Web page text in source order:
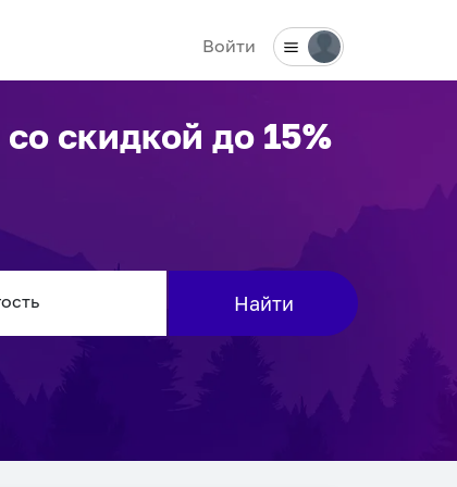
Войти
со скидкой до 15%
Найти